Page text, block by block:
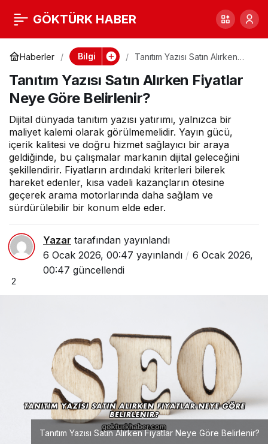
GÖKTÜRK HABER
Haberler Bilgi
Tanıtım Yazısı Satın Alırken
Tanıtım Yazısı Satın Alırken Fiyatlar
Neye Göre Belirlenir?
Dijital dünyada tanıtım yazısı yatırımı, yalnızca bir
maliyet kalemi olarak görülmemelidir. Yayın gücü,
içerik kalitesi ve doğru hizmet sağlayıcı bir araya
geldiğinde, bu çalışmalar markanın dijital geleceğini
şekillendirir. Fiyatların ardındaki kriterleri bilerek
hareket edenler, kısa vadeli kazançların ötesine
geçerek arama motorlarında daha sağlam ve
sürdürülebilir bir konum elde eder.
Yazar tarafından yayınlandı
6 Ocak 2026, 00:47 yayınlandı
6 Ocak 2026,
00:47 güncellendi
2
Tanıtım Yazısı Satın Alırken Fiyatlar Neye Göre Belirlenir?
Tanıtım Yazısı Satın
Alırken Fiyatlar Neye
Göre Belirlenir?
0